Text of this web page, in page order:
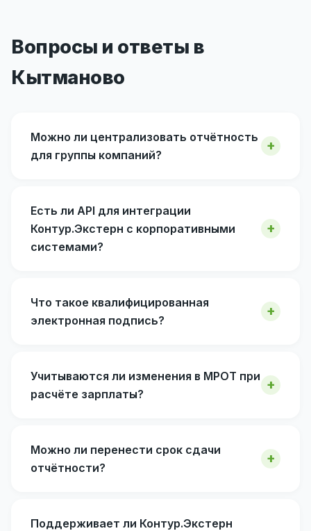
Вопросы и ответы в
Кытманово
Можно ли централизовать отчётность
для группы компаний?
Есть ли API для интеграции
Контур.Экстерн с корпоративными
системами?
Что такое квалифицированная
электронная подпись?
Учитываются ли изменения в МРОТ при
расчёте зарплаты?
Можно ли перенести срок сдачи
отчётности?
Поддерживает ли Контур.Экстерн